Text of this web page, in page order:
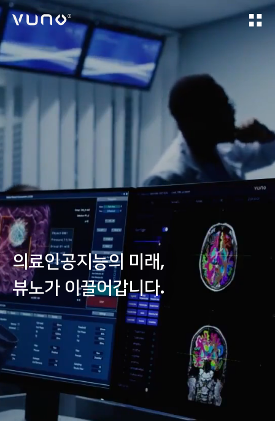
(주) 뷰노
의료인공지능의 미래,
뷰노가 이끌어갑니다.